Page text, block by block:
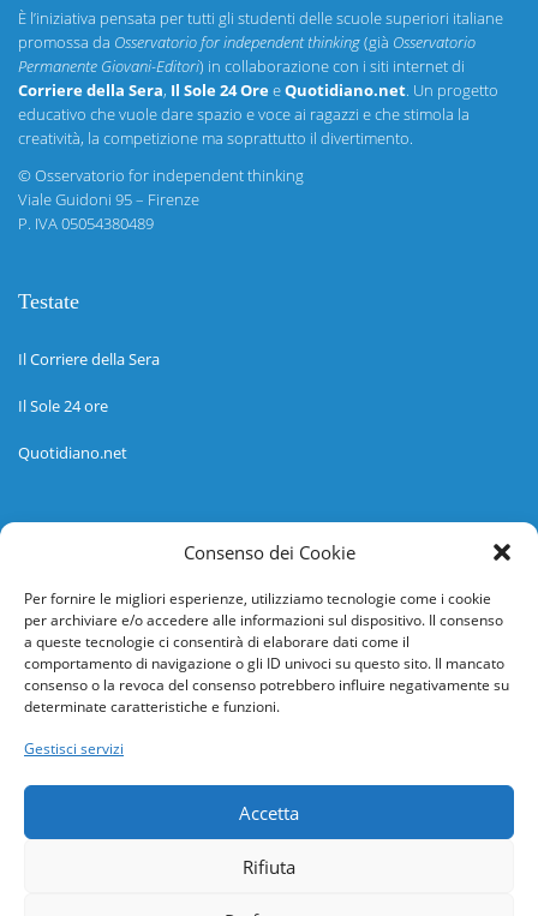
Consenso dei Cookie
Per fornire le migliori esperienze, utilizziamo tecnologie come i cookie
per archiviare e/o accedere alle informazioni sul dispositivo. Il consenso
a queste tecnologie ci consentirà di elaborare dati come il
comportamento di navigazione o gli ID univoci su questo sito. Il mancato
consenso o la revoca del consenso potrebbero influire negativamente su
determinate caratteristiche e funzioni.
Gestisci servizi
Accetta
Rifiuta
È l’iniziativa pensata per tutti gli studenti delle scuole superiori italiane
promossa da Osservatorio for independent thinking(già Osservatorio
Permanente Giovani-Editori) in collaborazione con i siti internet di
Corriere della Sera, Il Sole 24 OreeQuotidiano.net. Un progetto
educativo che vuole dare spazio e voce ai ragazzi e che stimola la
creatività, la competizione ma soprattutto il divertimento.
©Osservatorio for independent thinking
Viale Guidoni 95 – Firenze
P. IVA 05054380489
Testate
Il Corriere della Sera
Il Sole 24 ore
Quotidiano.net
Informazioni
Help desk
Guida rapida